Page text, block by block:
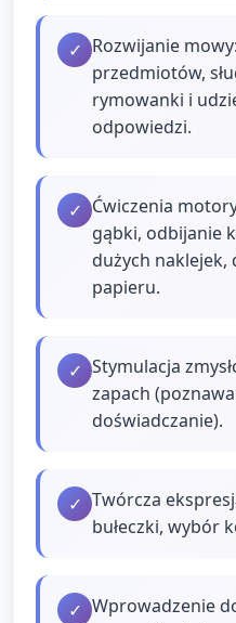
✓ Rozwijanie
przedmiotów,
rymowanki i
odpowiedzi.
✓ Ćwiczenia
gąbki, odbijanie
dużych
papieru.
✓ Stymulacja
zapach
doświadczanie).
✓ Twórcza
bułeczki, wybór
✓ Wprowadzenie